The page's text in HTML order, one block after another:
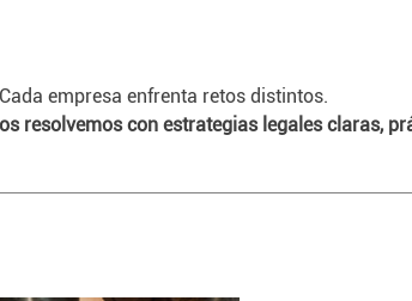
Cada empresa enfrenta retos distintos.
resolvemos con estrategias legales claras,